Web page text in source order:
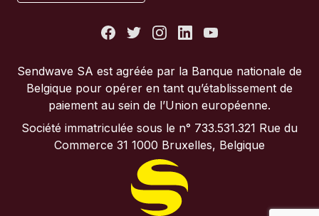
Italie
Portugal
Royaume-Uni
Sendwave SA est agréée par la Banque nationale de
Belgique pour opérer en tant qu’établissement de
paiement au sein de l’Union européenne.
Société immatriculée sous le n° 733.531.321 Rue du
Commerce 31 1000 Bruxelles, Belgique